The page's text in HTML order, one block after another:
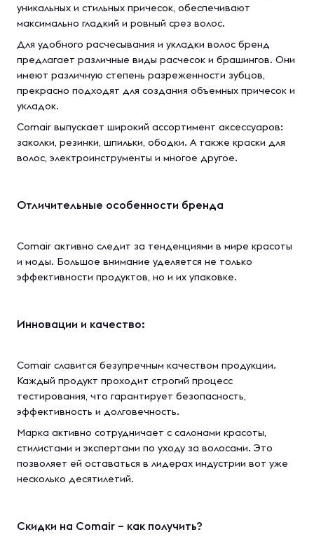
уникальных и стильных причесок, обеспечивают
максимально гладкий и ровный срез волос.
Для удобного расчесывания и укладки волос бренд
предлагает различные виды расчесок и брашингов. Они
имеют различную степень разреженности зубцов,
прекрасно подходят для создания объемных причесок и
укладок.
Comair выпускает широкий ассортимент аксессуаров:
заколки, резинки, шпильки, ободки. А также краски для
волос, электроинструменты и многое другое.
Отличительные особенности бренда
Comair активно следит за тенденциями в мире красоты
и моды. Большое внимание уделяется не только
эффективности продуктов, но и их упаковке.
Инновации и качество:
Comair славится безупречным качеством продукции.
Каждый продукт проходит строгий процесс
тестирования, что гарантирует безопасность,
эффективность и долговечность.
Марка активно сотрудничает с салонами красоты,
стилистами и экспертами по уходу за волосами. Это
позволяет ей оставаться в лидерах индустрии вот уже
несколько десятилетий.
Скидки на Comair – как получить?